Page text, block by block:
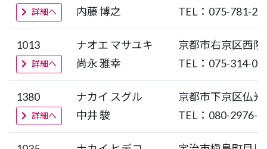
詳細へ
内藤 博之
TEL：075-781-
1013
詳細へ
ナオエ マサユキ
尚永 雅幸
京都市右京区西
TEL：075-314-
1380
詳細へ
ナカイ スグル
中井 駿
京都市下京区仏
TEL：080-2976-